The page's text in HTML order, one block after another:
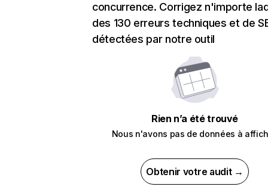
concurrence. Corrigez n'importe
des 130 erreurs techniques et de
détectées par notre outil
Rien n’a été trouvé
Nous n'avons pas de données à
Obtenir votre audit →